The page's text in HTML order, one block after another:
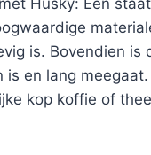
is. Bovendien
en lang
kop koffie of